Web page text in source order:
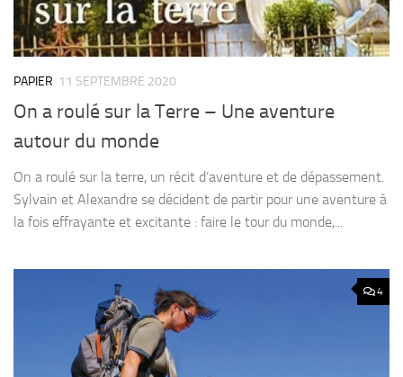
PAPIER 11 SEPTEMBRE 2020
On a roulé sur la Terre – Une aventure
autour du monde
On a roulé sur la terre, un récit d’aventure et de dépassement.
Sylvain et Alexandre se décident de partir pour une aventure à
la fois effrayante et excitante : faire le tour du monde,...
4